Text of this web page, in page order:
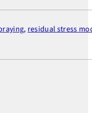
, residual stress